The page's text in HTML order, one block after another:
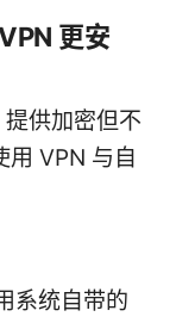
更安
供加密但不
用 VPN 与自
系统自带的